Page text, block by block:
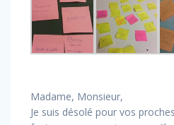
Madame, Monsieur,
Je suis désolé pour vos